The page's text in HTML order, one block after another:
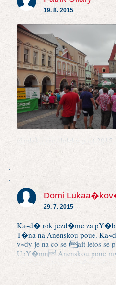
19. 8. 2015
chodzko zije chdzka pout 2015
Domi
29. 7. 2015
Ka~d� rok jezd�me za
T�na na Anenskou poue.
v~dy je na co se tait letos se
UpY�mn Anenskou poue
slavnosti v Doma~lic�ch a
Anensk� pouti tu nen� ani